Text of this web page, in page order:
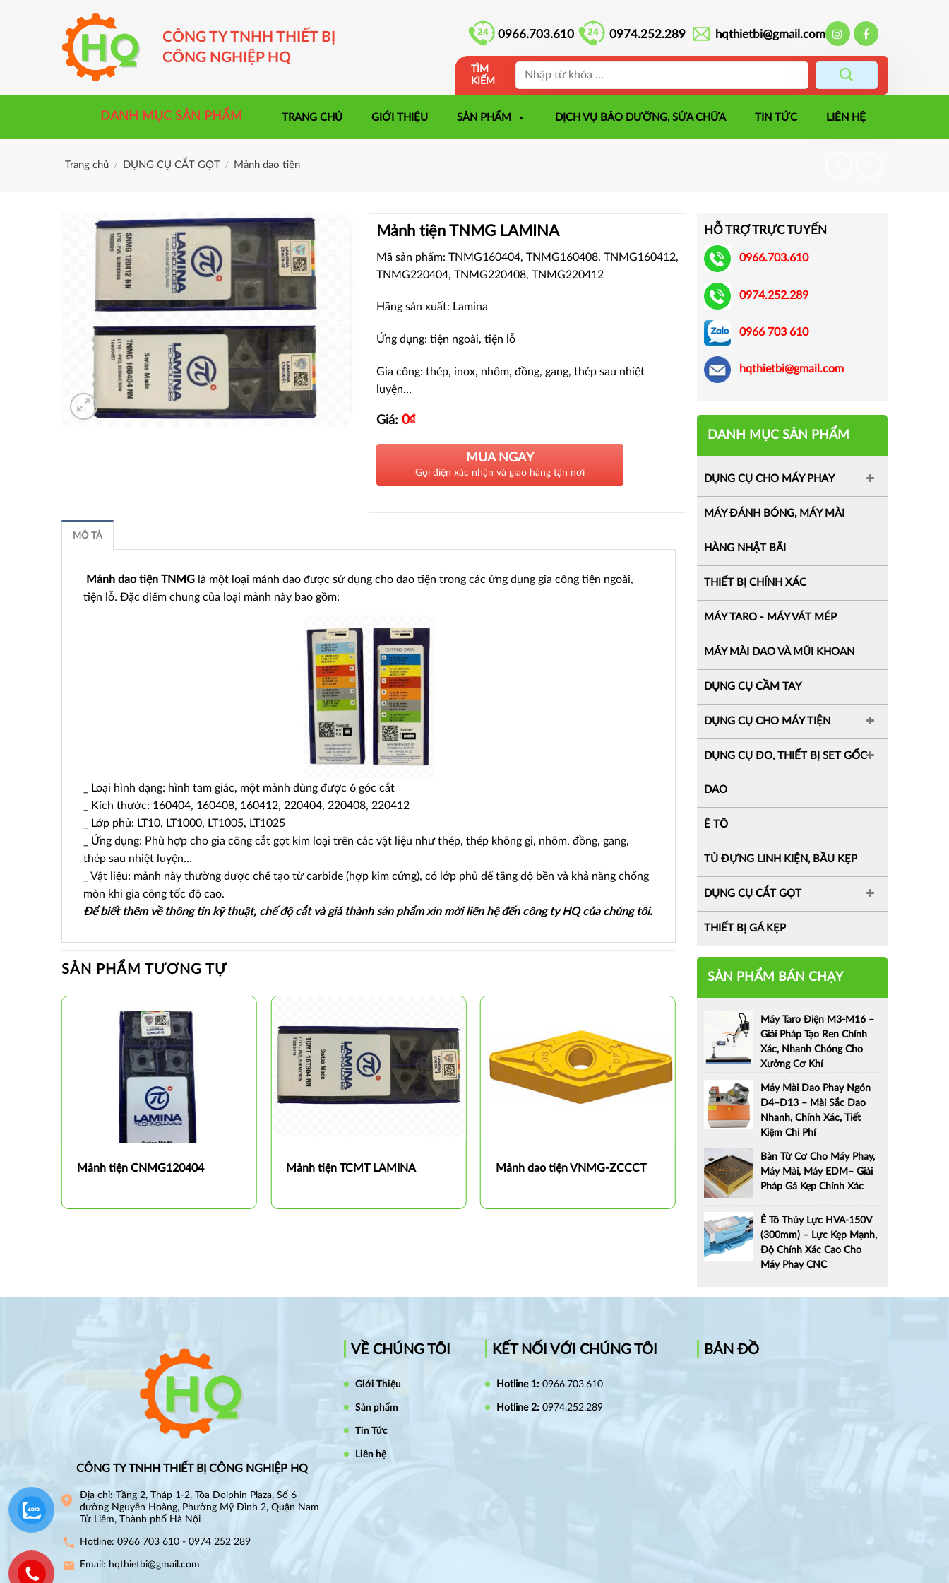
CÔNG TY TNHH THIẾT BỊ
CÔNG NGHIỆP HQ
0966.703.610 0974.252.289 hqthietbi@gmail.com
TÌM
KIẾM
DANH MỤC SẢN PHẨM TRANG CHỦ GIỚI THIỆU SẢN PHẨM DỊCH VỤ BẢO DƯỠNG, SỬA CHỮA TIN TỨC LIÊN HỆ
Trang chủ / DỤNG CỤ CẮT GỌT / Mảnh dao tiện
HỖ TRỢ TRỰC TUYẾN
0966.703.610
0974.252.289
0966 703 610
hqthietbi@gmail.com
DANH MỤC SẢN PHẨM
DỤNG CỤ CHO MÁY PHAY
MÁY ĐÁNH BÓNG, MÁY MÀI
HÀNG NHẬT BÃI
THIẾT BỊ CHÍNH XÁC
MÁY TARO - MÁY VÁT MÉP
MÁY MÀI DAO VÀ MŨI KHOAN
DỤNG CỤ CẦM TAY
DỤNG CỤ CHO MÁY TIỆN
DỤNG CỤ ĐO, THIẾT BỊ SET GỐC
DAO
Ê TÔ
TỦ ĐỰNG LINH KIỆN, BẦU KẸP
DỤNG CỤ CẮT GỌT
THIẾT BỊ GÁ KẸP
SẢN PHẨM BÁN CHẠY
Máy Taro Điện M3-M16 –
Giải Pháp Tạo Ren Chính
Xác, Nhanh Chóng Cho
Xưởng Cơ Khí
Máy Mài Dao Phay Ngón
D4–D13 – Mài Sắc Dao
Nhanh, Chính Xác, Tiết
Kiệm Chi Phí
Bàn Từ Cơ Cho Máy Phay,
Máy Mài, Máy EDM– Giải
Pháp Gá Kẹp Chính Xác
Ê Tô Thủy Lực HVA-150V
(300mm) – Lực Kẹp Mạnh,
Độ Chính Xác Cao Cho
Máy Phay CNC
Mảnh tiện TNMG LAMINA
Mã sản phẩm: TNMG160404, TNMG160408, TNMG160412,
TNMG220404, TNMG220408, TNMG220412
Hãng sản xuất: Lamina
Ứng dụng: tiện ngoài, tiện lỗ
Gia công: thép, inox, nhôm, đồng, gang, thép sau nhiệt
luyện…
Giá: 0₫
MUA NGAY
Gọi điện xác nhận và giao hàng tận nơi
MÔ TẢ
Mảnh dao tiện TNMG là một loại mảnh dao được sử dụng cho dao tiện trong các ứng dụng gia công tiện ngoài,
tiện lỗ. Đặc điểm chung của loại mảnh này bao gồm:
_ Loại hình dạng: hình tam giác, một mảnh dùng được 6 góc cắt
_ Kích thước: 160404, 160408, 160412, 220404, 220408, 220412
_ Lớp phủ: LT10, LT1000, LT1005, LT1025
_ Ứng dụng: Phù hợp cho gia công cắt gọt kim loại trên các vật liệu như thép, thép không gỉ, nhôm, đồng, gang,
thép sau nhiệt luyện…
_ Vật liệu: mảnh này thường được chế tạo từ carbide (hợp kim cứng), có lớp phủ để tăng độ bền và khả năng chống
mòn khi gia công tốc độ cao.
Để biết thêm về thông tin kỹ thuật, chế độ cắt và giá thành sản phẩm xin mời liên hệ đến công ty HQ của chúng tôi.
SẢN PHẨM TƯƠNG TỰ
Mảnh tiện CNMG120404 Mảnh tiện TCMT LAMINA Mảnh dao tiện VNMG-ZCCCT Mảnh dao tiện TCMT-ZCCCT
CÔNG TY TNHH THIẾT BỊ CÔNG NGHIỆP HQ
Địa chỉ: Tầng 2, Tháp 1-2, Tòa Dolphin Plaza, Số 6
đường Nguyễn Hoàng, Phường Mỹ Đình 2, Quận Nam
Từ Liêm, Thành phố Hà Nội
Hotline: 0966 703 610 - 0974 252 289
Email: hqthietbi@gmail.com
VỀ CHÚNG TÔI
Giới Thiệu
Sản phẩm
Tin Tức
Liên hệ
KẾT NỐI VỚI CHÚNG TÔI
Hotline 1: 0966.703.610
Hotline 2: 0974.252.289
BẢN ĐỒ